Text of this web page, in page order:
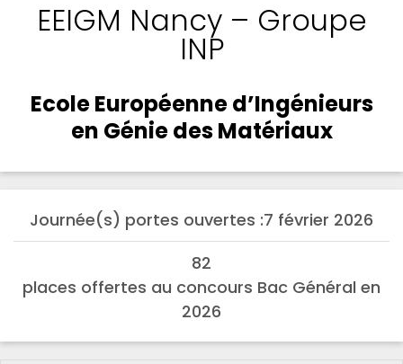
EEIGM Nancy – Groupe
INP
Ecole Européenne d’Ingénieurs
en Génie des Matériaux
Journée(s) portes ouvertes :7 février 2026
82
places offertes au concours Bac Général en
2026